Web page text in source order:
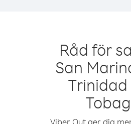
Råd för
San
Trinidad
Viber Out ger dig